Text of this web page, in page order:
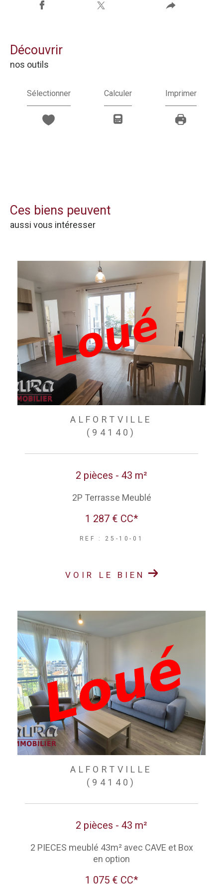
découvrir
nos outils
Sélectionner Calculer Imprimer
Ces biens peuvent
aussi vous intéresser
ALFORTVILLE
(94140)
2 pièces - 43 m²
2P Terrasse Meublé
1 287 € CC*
REF : 25-10-01
VOIR LE BIEN
ALFORTVILLE
(94140)
2 pièces - 43 m²
2 PIECES meublé 43m² avec CAVE et Box
en option
1 075 € CC*